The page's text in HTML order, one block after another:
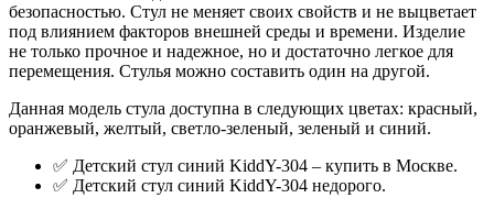
безопасностью. Стул не меняет своих свойств и не выцветает
под влиянием факторов внешней среды и времени. Изделие
не только прочное и надежное, но и достаточно легкое для
перемещения. Стулья можно составить один на другой.
Данная модель стула доступна в следующих цветах: красный,
оранжевый, желтый, светло-зеленый, зеленый и синий.
✅ Детский стул синий KiddY-304 – купить в Москве.
✅ Детский стул синий KiddY-304 недорого.